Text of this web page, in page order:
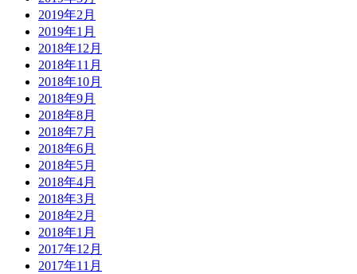
2019年2月
2019年1月
2018年12月
2018年11月
2018年10月
2018年9月
2018年8月
2018年7月
2018年6月
2018年5月
2018年4月
2018年3月
2018年2月
2018年1月
2017年12月
2017年11月